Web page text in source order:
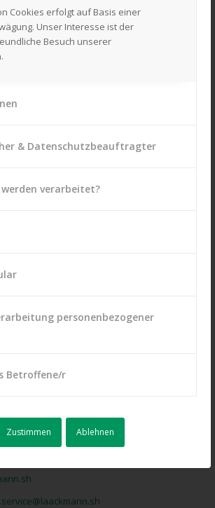
Cookies erfolgt auf Basis einer
Unser Interesse ist der
Besuch unserer
& Datenschutzbeauftragter
verarbeitet?
personenbezogener
Betroffene/r
Zustimmen Ablehnen
Art
Ihres Gerätes
und -bestellung
Gartengeräte
Gartengeräte
auch unseren Webshop
im Webshop
e.K.
oder – 6244
– 950505
– 950505